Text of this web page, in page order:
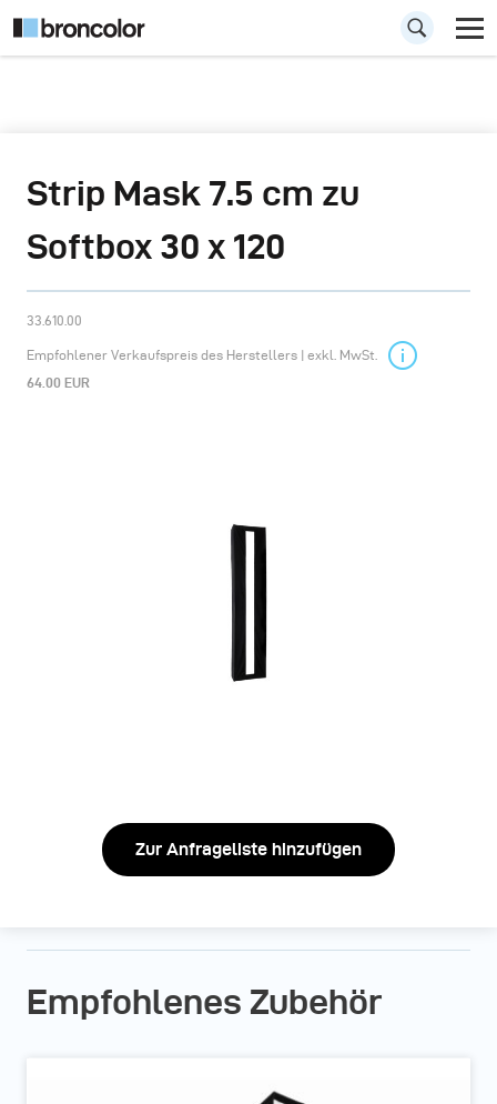
Strip Mask 7.5 cm zu
Softbox 30 x 120
33.610.00
Empfohlener Verkaufspreis des Herstellers | exkl. MwSt.
64.00 EUR
Zur Anfrageliste hinzufügen
Empfohlenes Zubehör